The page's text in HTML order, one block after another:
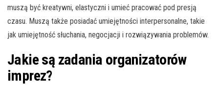
muszą być kreatywni, elastyczni i umieć pracować pod presją
czasu. Muszą także posiadać umiejętności interpersonalne, takie
jak umiejętność słuchania, negocjacji i rozwiązywania problemów.
Jakie są zadania organizatorów
imprez?